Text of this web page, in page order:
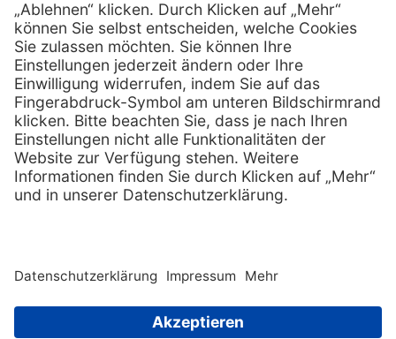
Services
Serviceversprechen
Sprechstundenbedarf
Retoure anmelden
Hilfe
FAQs
Kontakt
Lob & Kritik
Zertifikat Rechtliches
AGB
Impressum
Datenschutz
Copyright © 2026 MediQuick Arzt-